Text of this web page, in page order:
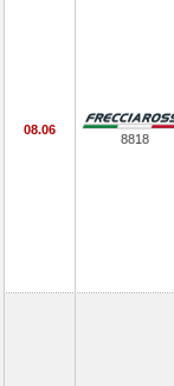
08.06
8818